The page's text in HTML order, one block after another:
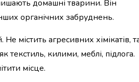
домашні тварини. Він
органічних забруднень.
містить агресивних хімікатів,
килими, меблі, підлога.
місце.